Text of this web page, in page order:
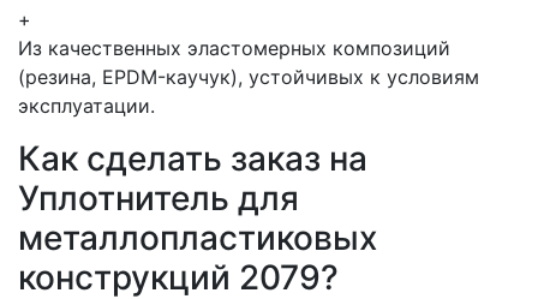
+
Из качественных эластомерных композиций
(резина, EPDM-каучук), устойчивых к условиям
эксплуатации.
Как сделать заказ на
Уплотнитель для
металлопластиковых
конструкций 2079?